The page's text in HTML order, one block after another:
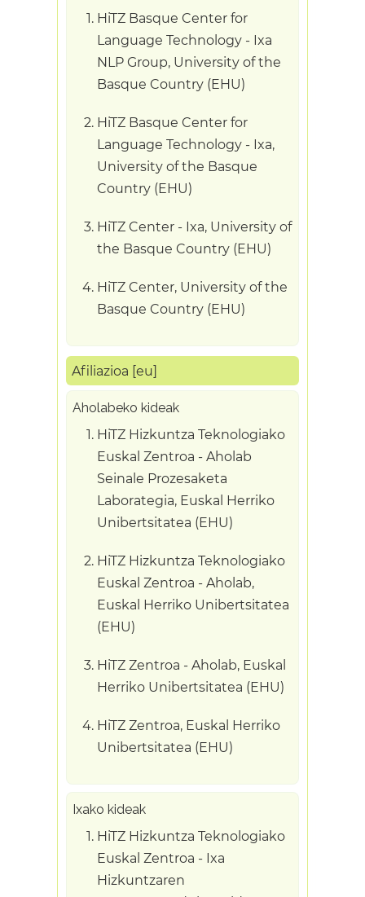
HiTZ Basque Center for
Language Technology - Ixa
NLP Group, University of the
Basque Country (EHU)
HiTZ Basque Center for
Language Technology - Ixa,
University of the Basque
Country (EHU)
HiTZ Center - Ixa, University of
the Basque Country (EHU)
HiTZ Center, University of the
Basque Country (EHU)
Afiliazioa [eu]
Aholabeko kideak
HiTZ Hizkuntza Teknologiako
Euskal Zentroa - Aholab
Seinale Prozesaketa
Laborategia, Euskal Herriko
Unibertsitatea (EHU)
HiTZ Hizkuntza Teknologiako
Euskal Zentroa - Aholab,
Euskal Herriko Unibertsitatea
(EHU)
HiTZ Zentroa - Aholab, Euskal
Herriko Unibertsitatea (EHU)
HiTZ Zentroa, Euskal Herriko
Unibertsitatea (EHU)
Ixako kideak
HiTZ Hizkuntza Teknologiako
Euskal Zentroa - Ixa
Hizkuntzaren